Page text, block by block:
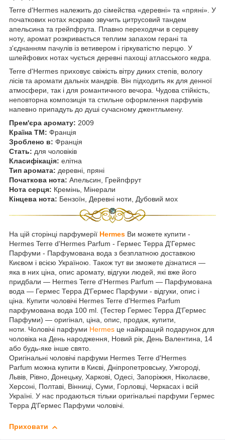
Terre d'Hermes належить до сімейства «деревні» та «пряні». У
початкових нотах яскраво звучить цитрусовий тандем
апельсина та грейпфрута. Плавно переходячи в серцеву
ноту, аромат розкривається теплим запахом герані та
з'єднанням пачулів із ветивером і гіркуватістю перцю. У
шлейфових нотах чується деревні пахощі атласського кедра.
Terre d'Hermes приховує свіжість вітру диких степів, вологу
лісів та аромати дальніх мандрів. Він підходить як для денної
атмосфери, так і для романтичного вечора. Чудова стійкість,
неповторна композиція та стильне оформлення парфумів
напевно припадуть до душі сучасному джентльмену.
Прем'єра аромату: 2009
Країна ТМ: Франція
Зроблено в: Франція
Стать: для чоловіків
Класифікація: елітна
Тип аромата: деревні, пряні
Початкова нота: Апельсин, Грейпфрут
Нота серця: Кремінь, Мінерали
Кінцева нота: Бензоїн, Деревні ноти, Дубовий мох
На цій сторінці парфумерії Hermes Ви можете купити -
Hermes Terre d'Hermes Parfum - Гермес Терра Д'Гермес
Парфуми - Парфумована вода з безплатною доставкою
Києвом і всією Україною. Також тут ви зможете дізнатися —
яка в них ціна, опис аромату, відгуки людей, які вже його
придбали — Hermes Terre d'Hermes Parfum — Парфумована
вода — Гермес Терра Д'Гермес Парфуми - відгуки, опис і
ціна. Купити чоловічі Hermes Terre d'Hermes Parfum
парфумована вода 100 ml. (Тестер Гермес Терра Д'Гермес
Парфуми) — оригінал, ціна, опис, продаж, купити,
ноти. Чоловічі парфуми Hermes це найкращий подарунок для
чоловіка на День народження, Новий рік, День Валентина, 14
або будь-яке інше свято.
Оригінальні чоловічі парфуми Hermes Terre d'Hermes
Parfum можна купити в Києві, Дніпропетровську, Ужгороді,
Львів, Рівно, Донецьку, Харкові, Одесі, Запоріжжя, Ніколаєве,
Херсоні, Полтаві, Вінниці, Суми, Горловці, Черкасах і всій
Україні. У нас продаються тільки оригінальні парфуми Гермес
Терра Д'Гермес Парфуми чоловічі.
Приховати